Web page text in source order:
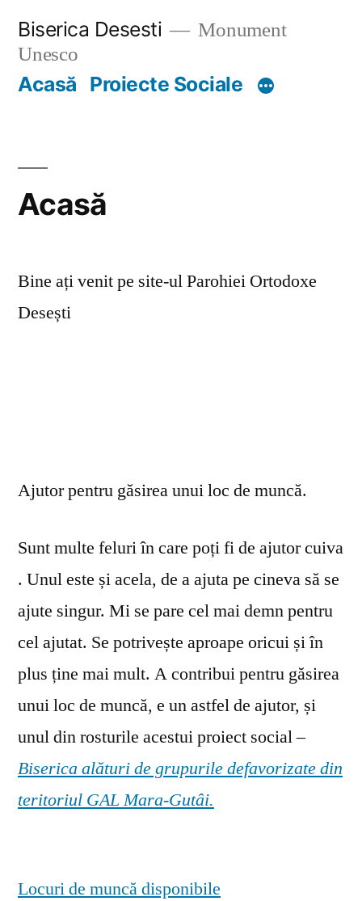
content
Biserica Desesti
Monument
Unesco
Acasă Proiecte Sociale
Acasă
Bine ați venit pe site-ul Parohiei Ortodoxe
Desești
Ajutor pentru găsirea unui loc de muncă.
Sunt multe feluri în care poți fi de ajutor cuiva
. Unul este și acela, de a ajuta pe cineva să se
ajute singur. Mi se pare cel mai demn pentru
cel ajutat. Se potrivește aproape oricui și în
plus ține mai mult. A contribui pentru găsirea
unui loc de muncă, e un astfel de ajutor, și
unul din rosturile acestui proiect social –
Biserica alături de grupurile defavorizate din
teritoriul GAL Mara-Gutâi.
Locuri de muncă disponibile